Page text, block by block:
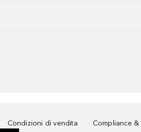
Condizioni di vendita
Compliance